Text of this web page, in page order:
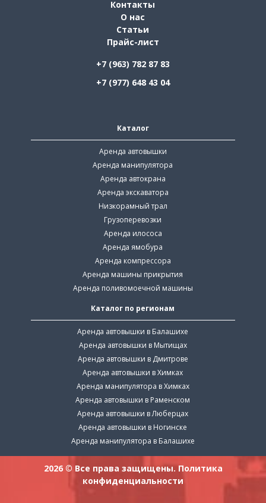
Контакты
О нас
Статьи
Прайс-лист
+7 (963) 782 87 83
+7 (977) 648 43 04
Каталог
Аренда автовышки
Аренда манипулятора
Аренда автокрана
Аренда экскаватора
Низкорамный трал
Грузоперевозки
Аренда илососа
Аренда ямобура
Аренда компрессора
Аренда машины прикрытия
Аренда поливомоечной машины
Каталог по регионам
Аренда автовышки в Балашихе
Аренда автовышки в Мытищах
Аренда автовышки в Дмитрове
Аренда автовышки в Химках
Аренда манипулятора в Химках
Аренда автовышки в Раменском
Аренда автовышки в Люберцах
Аренда автовышки в Ногинске
Аренда манипулятора в Балашихе
2026 © Все права защищены.Политика
конфиденциальности